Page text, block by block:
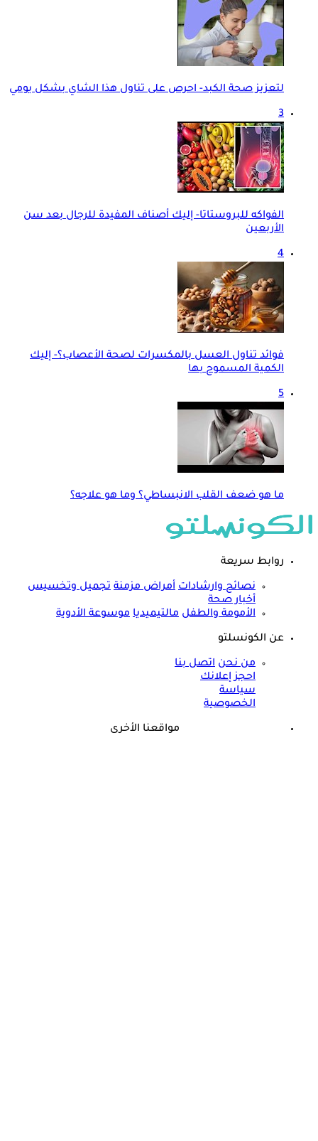
لتعزيز صحة الكبد- احرص على تناول هذا الشاي بشكل يومي
3
الفواكه للبروستاتا- إليك أصناف المفيدة للرجال بعد سن
الأربعين
4
فوائد تناول العسل بالمكسرات لصحة الأعصاب؟- إليك
الكمية المسموح بها
5
ما هو ضعف القلب الانبساطي؟ وما هو علاجه؟
روابط سريعة
نصائح وارشادات أمراض مزمنة تجميل وتخسيس
أخبار صحة
الأمومة والطفل مالتيميديا موسوعة الأدوية
عن الكونسلتو
من نحن اتصل بنا
احجز إعلانك
سياسة
الخصوصية
مواقعنا الأخرى